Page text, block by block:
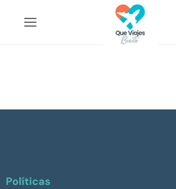
Políticas